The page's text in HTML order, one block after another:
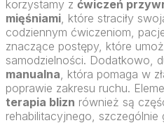
korzystamy z ćwiczeń
mięśniami, które straciły
codziennym ćwiczeniom,
znaczące postępy, które
samodzielności. Dodatkowo,
manualna, która pomaga w
poprawie zakresu ruchu.
terapia blizn również są
rehabilitacyjnego,